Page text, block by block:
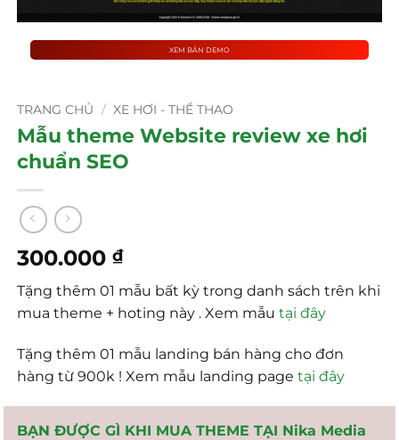
XEM BẢN DEMO
TRANG CHỦ / XE HƠI - THỂ THAO
Mẫu theme Website review xe hơi
chuẩn SEO
300.000₫
Tặng thêm 01 mẫu bất kỳ trong danh sách trên khi
mua theme + hoting này . Xem mẫutại đây
Tặng thêm 01 mẫu landing bán hàng cho đơn
hàng từ 900k ! Xem mẫu landing pagetại đây
BẠN ĐƯỢC GÌ KHI MUA THEME TẠI Nika Media